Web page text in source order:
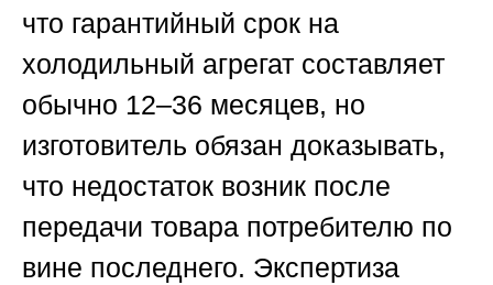
что гарантийный срок на
холодильный агрегат составляет
обычно 12–36 месяцев, но
изготовитель обязан доказывать,
что недостаток возник после
передачи товара потребителю по
вине последнего. Экспертиза